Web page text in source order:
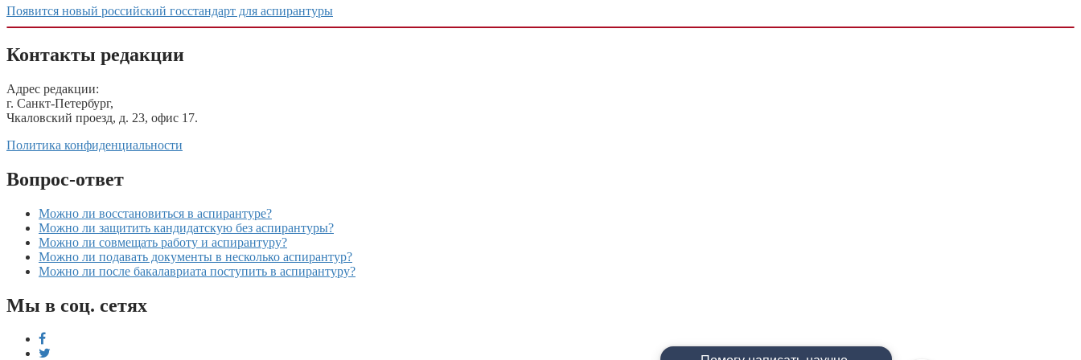
Появится новый российский госстандарт для аспирантуры
Контакты редакции
Адрес редакции:
г. Санкт-Петербург,
Чкаловский проезд, д. 23, офис 17.
Политика конфиденциальности
Вопрос-ответ
Можно ли восстановиться в аспирантуре?
Можно ли защитить кандидатскую без аспирантуры?
Можно ли совмещать работу и аспирантуру?
Можно ли подавать документы в несколько аспирантур?
Можно ли после бакалавриата поступить в аспирантуру?
Мы в соц. сетях